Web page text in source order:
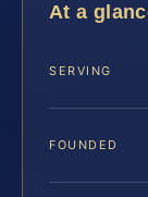
At a
SERVING
FOUNDED